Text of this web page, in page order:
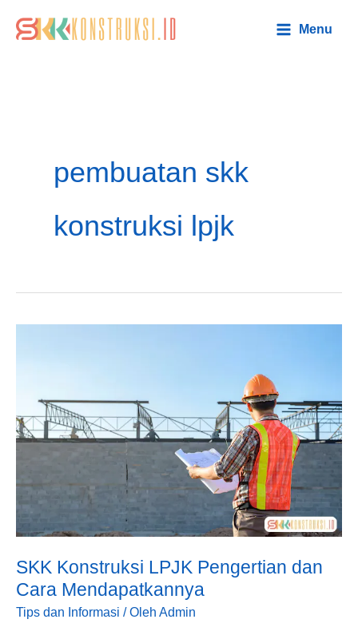
Menu
pembuatan skk
konstruksi lpjk
SKK Konstruksi LPJK Pengertian dan
Cara Mendapatkannya
Tips dan Informasi / Oleh Admin
Pengertian
dan
Cara